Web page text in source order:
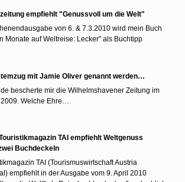
empfiehlt "Genussvoll um die Welt"
von 6. & 7.3.2010 wird mein Buch
Monate auf Weltreise: Lecker" als Buchtipp
mit Jamie Oliver genannt werden…
bescherte mir die Wilhelmshavener Zeitung im
2009. Welche Ehre…
TAI empfiehlt Weltgenuss
Buchdeckeln
TAI (Tourismuswirtschaft Austria
empfiehlt in der Ausgabe vom 9. April 2010